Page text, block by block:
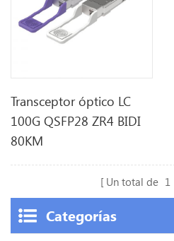
Transceptor óptico LC
100G QSFP28 ZR4 BIDI
80KM
Un total de 1
Categorías